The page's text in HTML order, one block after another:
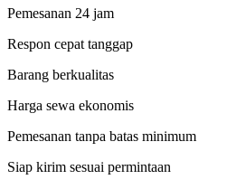
Pemesanan 24 jam
Respon cepat tanggap
Barang berkualitas
Harga sewa ekonomis
Pemesanan tanpa batas minimum
Siap kirim sesuai permintaan